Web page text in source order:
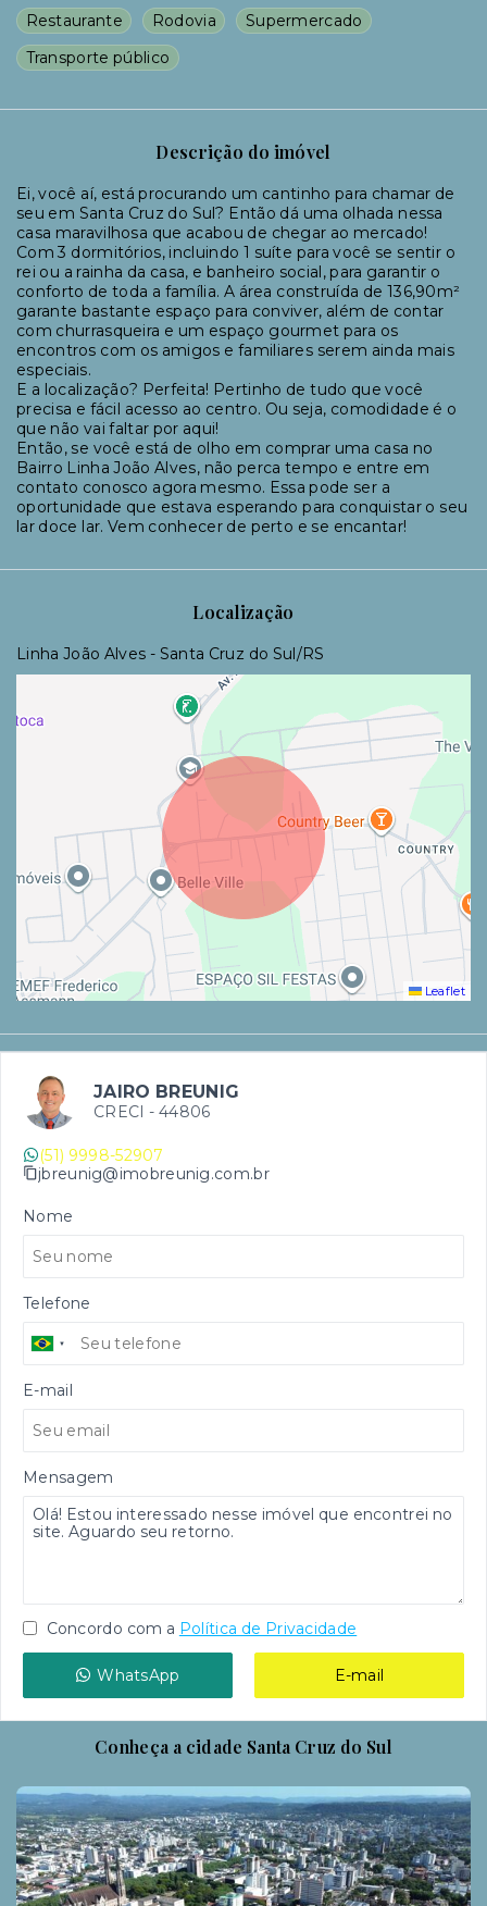
Restaurante Rodovia
Supermercado
Transporte público
Descrição do imóvel
Ei, você aí, está procurando um cantinho para chamar de
seu em Santa Cruz do Sul? Então dá uma olhada nessa
casa maravilhosa que acabou de chegar ao mercado!
Com 3 dormitórios, incluindo 1 suíte para você se sentir o
rei ou a rainha da casa, e banheiro social, para garantir o
conforto de toda a família. A área construída de 136,90m²
garante bastante espaço para conviver, além de contar
com churrasqueira e um espaço gourmet para os
encontros com os amigos e familiares serem ainda mais
especiais.
E a localização? Perfeita! Pertinho de tudo que você
precisa e fácil acesso ao centro. Ou seja, comodidade é o
que não vai faltar por aqui!
Então, se você está de olho em comprar uma casa no
Bairro Linha João Alves, não perca tempo e entre em
contato conosco agora mesmo. Essa pode ser a
oportunidade que estava esperando para conquistar o seu
lar doce lar. Vem conhecer de perto e se encantar!
Localização
Linha João Alves - Santa Cruz do Sul/RS
Leaflet
JAIRO BREUNIG
CRECI - 44806
(51) 9998-52907
jbreunig@imobreunig.com.br
Nome
Telefone
E-mail
Mensagem
Concordo com a Política de Privacidade
WhatsApp E-mail
Conheça a cidade Santa Cruz do Sul